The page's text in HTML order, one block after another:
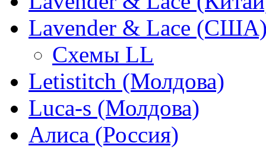
Lavender & Lace
Схемы LL
Letistitch (Молдова)
Luca-s (Молдова)
Алиса (Россия)